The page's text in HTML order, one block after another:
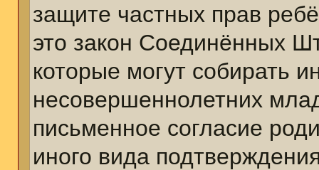
защите частных прав
это закон Соединённых
которые могут собирать
несовершеннолетних
письменное согласие
иного вида